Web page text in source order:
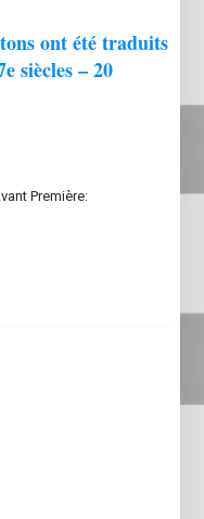
ont été traduits
siècles – 20
Première: